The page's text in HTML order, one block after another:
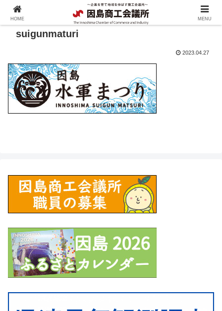
suigunmaturi
2023.04.27
HOME MENU